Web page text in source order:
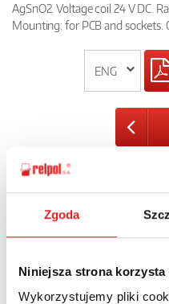
Zgoda
Niniejsza strona
Wykorzystujemy pliki
AgSnO2. Voltage coil 24 V DC.
Mounting: for PCB and
Ask for the